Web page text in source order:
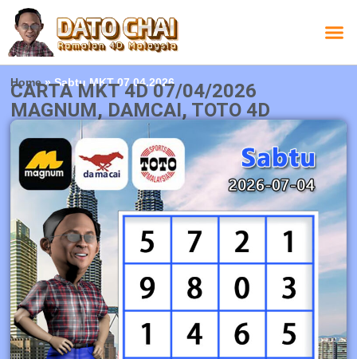
Home»Sabtu MKT 07.04.2026
CARTA MKT 4D 07/04/2026
MAGNUM, DAMCAI, TOTO 4D